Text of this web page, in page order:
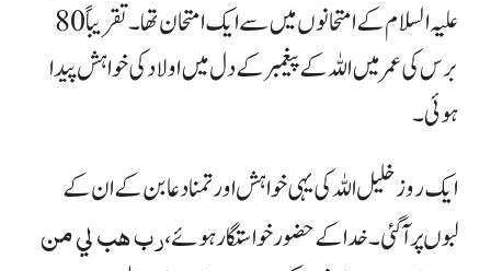
علیہ السلام کے امتحانوں میں سے ایک امتحان تھا۔ تقریباً 80
برس کی عمر میں اللہ کے پیغمبر کے دل میں اولاد کی خواہش پیدا
ہوئی ۔
ایک روز خلیل اللہ کی یہی خواہش اور تمنا دعا بن کے ان کے
لبوں پر آگئی ۔ خدا کے حضور خواستگار ہوئے،رب هب لي من